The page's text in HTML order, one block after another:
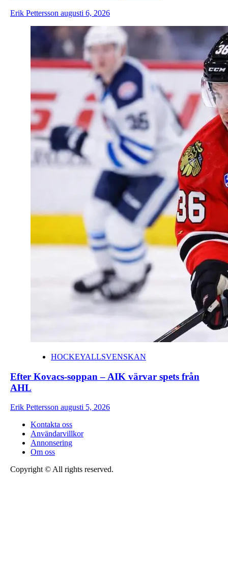
Erik Pettersson augusti 6, 2026
HOCKEYALLSVENSKAN
Efter Kovacs-soppan – AIK värvar spets från
AHL
Erik Pettersson augusti 5, 2026
Kontakta oss
Användarvillkor
Annonsering
Om oss
Copyright © All rights reserved.